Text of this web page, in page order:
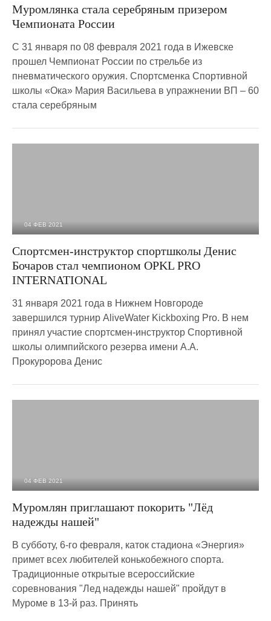
Муромлянка стала серебряным призером
Чемпионата России
С 31 января по 08 февраля 2021 года в Ижевске
прошел Чемпионат России по стрельбе из
пневматического оружия. Спортсменка Спортивной
школы «Ока» Мария Васильева в упражнении ВП – 60
стала серебряным
04 ФЕВ 2021
Спортсмен-инструктор спортшколы Денис
Бочаров стал чемпионом OPKL PRO
INTERNATIONAL
31 января 2021 года в Нижнем Новгороде
завершился турнир AliveWater Kickboxing Pro. В нем
принял участие спортсмен-инструктор Спортивной
школы олимпийского резерва имени А.А.
Прокуророва Денис
04 ФЕВ 2021
Муромлян приглашают покорить "Лёд
надежды нашей"
В субботу, 6-го февраля, каток стадиона «Энергия»
примет всех любителей конькобежного спорта.
Традиционные открытые всероссийские
соревнования "Лед надежды нашей" пройдут в
Муроме в 13-й раз. Принять